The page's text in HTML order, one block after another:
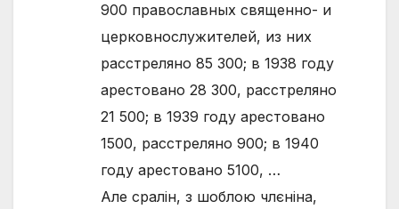
900 православных священно- и
церковнослужителей, из них
расстреляно 85 300; в 1938 году
арестовано 28 300, расстреляно
21 500; в 1939 году арестовано
1500, расстреляно 900; в 1940
году арестовано 5100, …
Але сралін, з шоблою члєніна,